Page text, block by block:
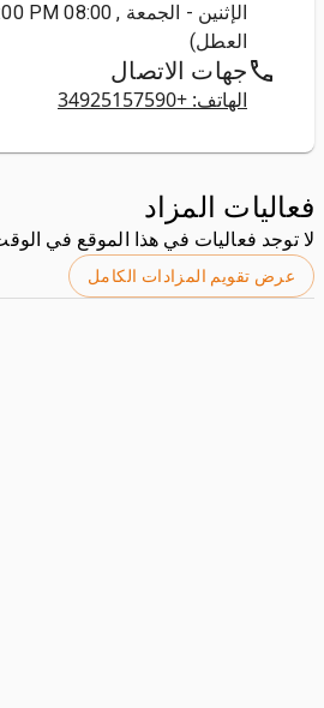
العطل)
جهات الاتصال
الهاتف: +34925157590
فعاليات المزاد
لا توجد فعاليات في هذا الموقع في
عرض تقويم المزادات الكامل